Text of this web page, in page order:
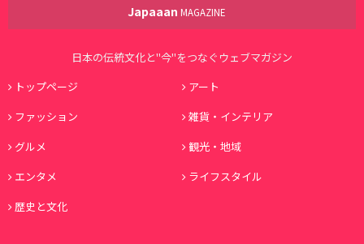
Japaaan MAGAZINE
日本の伝統文化と"今"をつなぐウェブマガジン
トップページ
アート
ファッション
雑貨・インテリア
グルメ
観光・地域
エンタメ
ライフスタイル
歴史と文化